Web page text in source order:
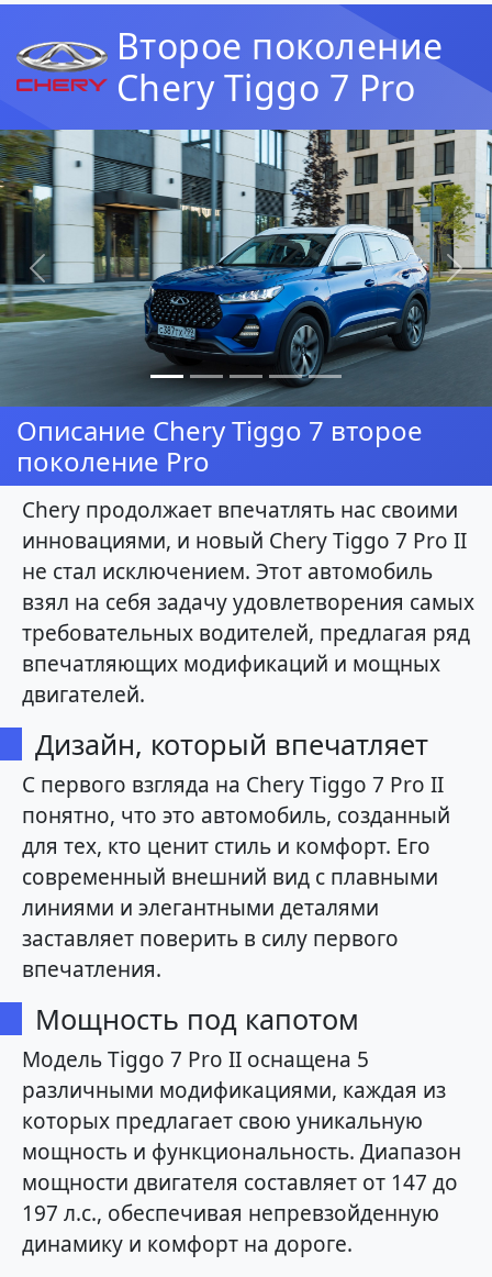
Второе поколение
Chery Tiggo 7 Pro
Предыдущая
Описание Chery Tiggo 7 второе
поколение Pro
Chery продолжает впечатлять нас своими
инновациями, и новый Chery Tiggo 7 Pro II
не стал исключением. Этот автомобиль
взял на себя задачу удовлетворения самых
требовательных водителей, предлагая ряд
впечатляющих модификаций и мощных
двигателей.
Дизайн, который впечатляет
С первого взгляда на Chery Tiggo 7 Pro II
понятно, что это автомобиль, созданный
для тех, кто ценит стиль и комфорт. Его
современный внешний вид с плавными
линиями и элегантными деталями
заставляет поверить в силу первого
впечатления.
Мощность под капотом
Модель Tiggo 7 Pro II оснащена 5
различными модификациями, каждая из
которых предлагает свою уникальную
мощность и функциональность. Диапазон
мощности двигателя составляет от 147 до
197 л.с., обеспечивая непревзойденную
динамику и комфорт на дороге.